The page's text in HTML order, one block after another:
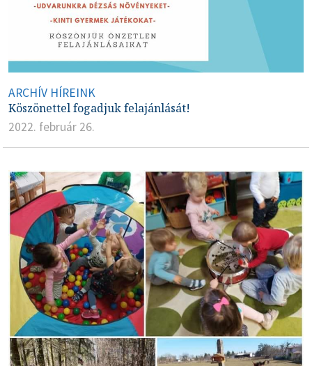
ARCHÍV HÍREINK
Köszönettel fogadjuk felajánlását!
2022. február 26.